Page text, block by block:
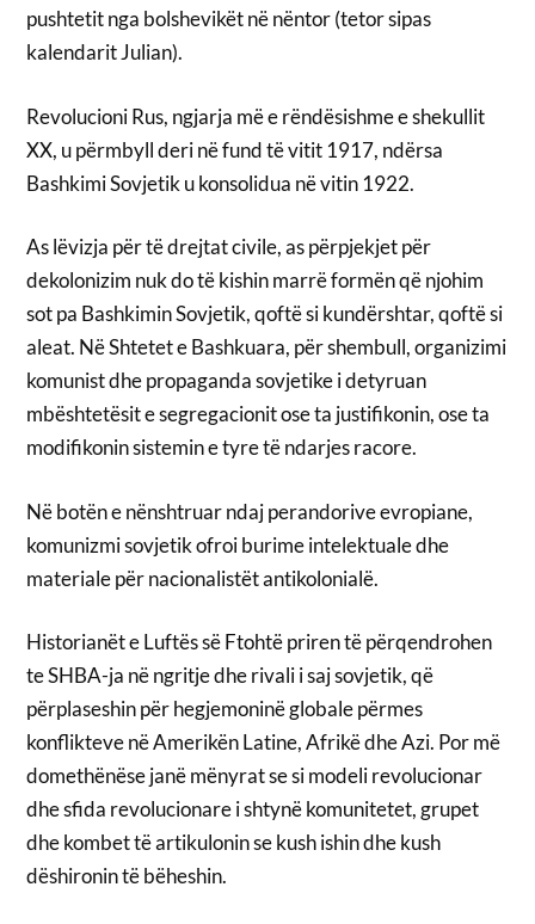
pushtetit nga bolshevikët në nëntor (tetor sipas
kalendarit Julian).
Revolucioni Rus, ngjarja më e rëndësishme e shekullit
XX, u përmbyll deri në fund të vitit 1917, ndërsa
Bashkimi Sovjetik u konsolidua në vitin 1922.
As lëvizja për të drejtat civile, as përpjekjet për
dekolonizim nuk do të kishin marrë formën që njohim
sot pa Bashkimin Sovjetik, qoftë si kundërshtar, qoftë si
aleat. Në Shtetet e Bashkuara, për shembull, organizimi
komunist dhe propaganda sovjetike i detyruan
mbështetësit e segregacionit ose ta justifikonin, ose ta
modifikonin sistemin e tyre të ndarjes racore.
Në botën e nënshtruar ndaj perandorive evropiane,
komunizmi sovjetik ofroi burime intelektuale dhe
materiale për nacionalistët antikolonialë.
Historianët e Luftës së Ftohtë priren të përqendrohen
te SHBA-ja në ngritje dhe rivali i saj sovjetik, që
përplaseshin për hegjemoninë globale përmes
konflikteve në Amerikën Latine, Afrikë dhe Azi. Por më
domethënëse janë mënyrat se si modeli revolucionar
dhe sfida revolucionare i shtynë komunitetet, grupet
dhe kombet të artikulonin se kush ishin dhe kush
dëshironin të bëheshin.